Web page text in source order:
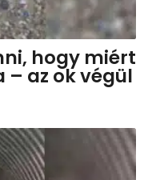
hogy miért
az ok végül